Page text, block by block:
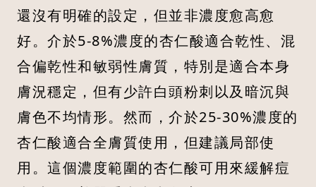
還沒有明確的設定，但並非濃度愈高愈
好。介於5-8%濃度的杏仁酸適合乾性、混
合偏乾性和敏弱性膚質，特別是適合本身
膚況穩定，但有少許白頭粉刺以及暗沉與
膚色不均情形。然而，介於25-30%濃度的
杏仁酸適合全膚質使用，但建議局部使
用。這個濃度範圍的杏仁酸可用來緩解痘